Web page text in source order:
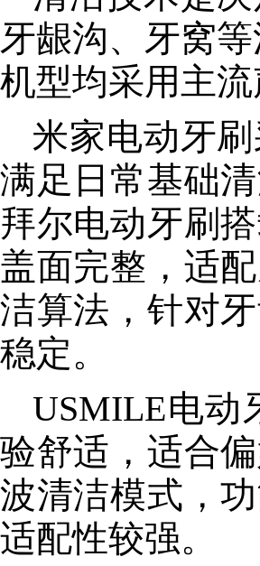
牙龈沟、牙窝
机型均采用主
米家电动牙
满足日常基础
拜尔电动牙刷
盖面完整，适
洁算法，针对
稳定。
USMILE电动
验舒适，适合
波清洁模式，
适配性较强。